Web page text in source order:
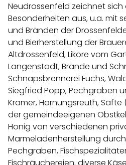
Neudrossenfeld zeichnet
Besonderheiten aus, u.a. mit
und Bränden der
und Bierherstellung der
Altdrossenfeld, Liköre vom
Langenstadt, Brände und
Schnapsbrennerei Fuchs,
Siegfried Popp, Pechgraben
Kramer, Hornungsreuth, Säfte
der gemeindeeigenen
Honig von verschiedenen
Marmeladenherstellung
Pechgraben,